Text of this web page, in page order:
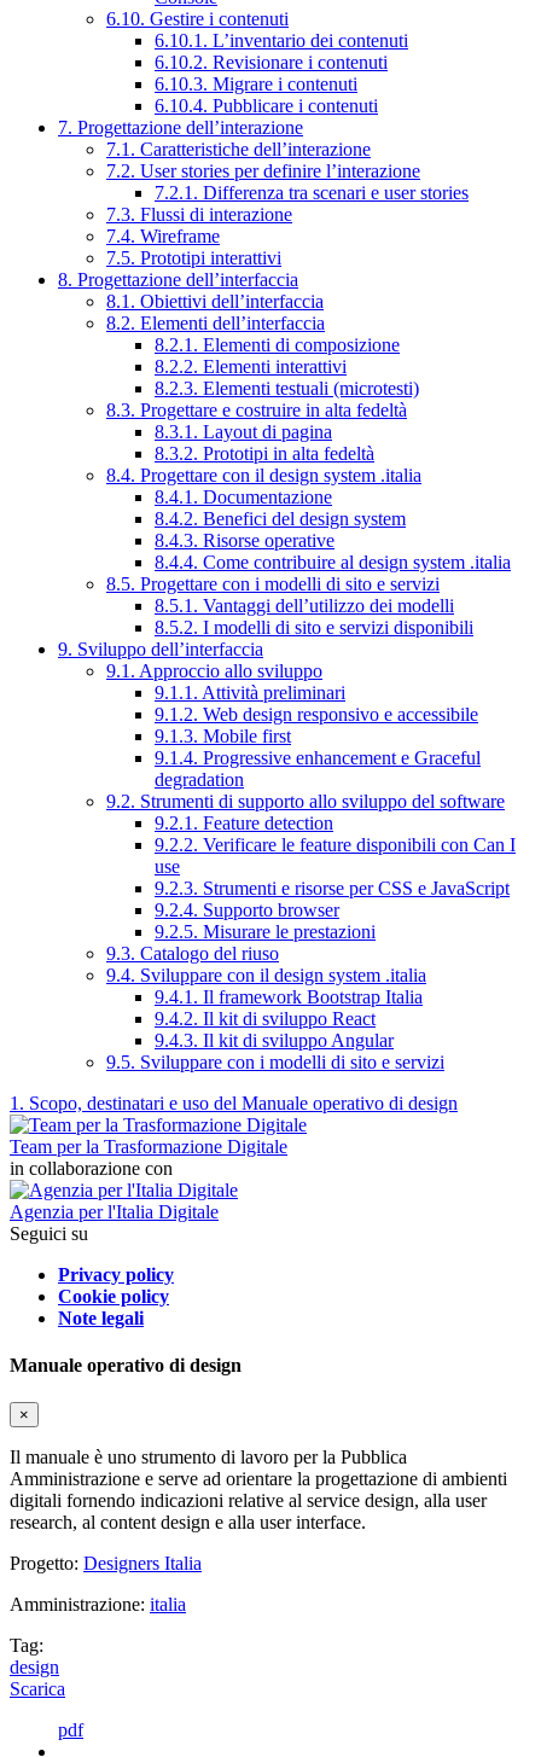
6.10. Gestire i contenuti
6.10.1. L’inventario dei contenuti
6.10.2. Revisionare i contenuti
6.10.3. Migrare i contenuti
6.10.4. Pubblicare i contenuti
7. Progettazione dell’interazione
7.1. Caratteristiche dell’interazione
7.2. User stories per definire l’interazione
7.2.1. Differenza tra scenari e user stories
7.3. Flussi di interazione
7.4. Wireframe
7.5. Prototipi interattivi
8. Progettazione dell’interfaccia
8.1. Obiettivi dell’interfaccia
8.2. Elementi dell’interfaccia
8.2.1. Elementi di composizione
8.2.2. Elementi interattivi
8.2.3. Elementi testuali (microtesti)
8.3. Progettare e costruire in alta fedeltà
8.3.1. Layout di pagina
8.3.2. Prototipi in alta fedeltà
8.4. Progettare con il design system .italia
8.4.1. Documentazione
8.4.2. Benefici del design system
8.4.3. Risorse operative
8.4.4. Come contribuire al design system .italia
8.5. Progettare con i modelli di sito e servizi
8.5.1. Vantaggi dell’utilizzo dei modelli
8.5.2. I modelli di sito e servizi disponibili
9. Sviluppo dell’interfaccia
9.1. Approccio allo sviluppo
9.1.1. Attività preliminari
9.1.2. Web design responsivo e accessibile
9.1.3. Mobile first
9.1.4. Progressive enhancement e Graceful
degradation
9.2. Strumenti di supporto allo sviluppo del software
9.2.1. Feature detection
9.2.2. Verificare le feature disponibili con Can I
use
9.2.3. Strumenti e risorse per CSS e JavaScript
9.2.4. Supporto browser
9.2.5. Misurare le prestazioni
9.3. Catalogo del riuso
9.4. Sviluppare con il design system .italia
9.4.1. Il framework Bootstrap Italia
9.4.2. Il kit di sviluppo React
9.4.3. Il kit di sviluppo Angular
9.5. Sviluppare con i modelli di sito e servizi
1. Scopo, destinatari e uso del Manuale operativo di design
Team per la Trasformazione Digitale
in collaborazione con
Agenzia per l'Italia Digitale
Seguici su
Privacy policy
Cookie policy
Note legali
Manuale operativo di design
×
Il manuale è uno strumento di lavoro per la Pubblica
Amministrazione e serve ad orientare la progettazione di ambienti
digitali fornendo indicazioni relative al service design, alla user
research, al content design e alla user interface.
Progetto: Designers Italia
Amministrazione: italia
Tag:
design
Scarica
pdf